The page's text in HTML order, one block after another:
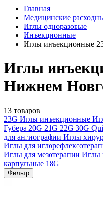
Главная
Медицинские
Иглы одноразовые
Инъекционные
Иглы инъекционные
Иглы
Нижнем
13 товаров
23G Иглы инъекционные
Губера 20G 21G 22G 30G
для ангиографии Иглы
Иглы для
Иглы для мезотерапии Иглы
карпульные 18G
Фильтр